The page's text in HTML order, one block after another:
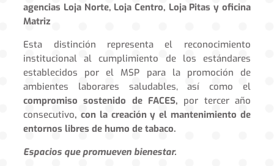
agencias Loja Norte, Loja Centro, Loja Pitas y oficina
Matriz
Esta distinción representa el reconocimiento
institucional al cumplimiento de los estándares
establecidos por el MSP para la promoción de
ambientes laborares saludables, así como el
compromiso sostenido de FACES, por tercer año
consecutivo, con la creación y el mantenimiento de
entornos libres de humo de tabaco.
Espacios que promueven bienestar.